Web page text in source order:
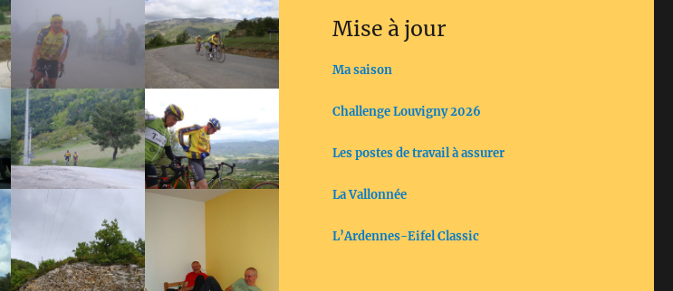
Mise à jour
Ma saison
Challenge Louvigny 2026
Les postes de travail à assurer
La Vallonnée
L’Ardennes-Eifel Classic